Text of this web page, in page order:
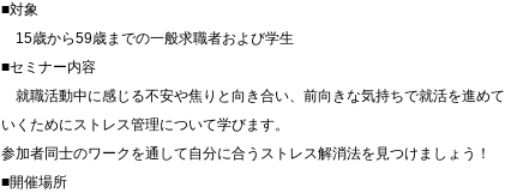
■対象
15歳から59歳までの一般求職者および学生
■セミナー内容
就職活動中に感じる不安や焦りと向き合い、前向きな気持ちで就活を進めて
いくためにストレス管理について学びます。
参加者同士のワークを通して自分に合うストレス解消法を見つけましょう！
■開催場所